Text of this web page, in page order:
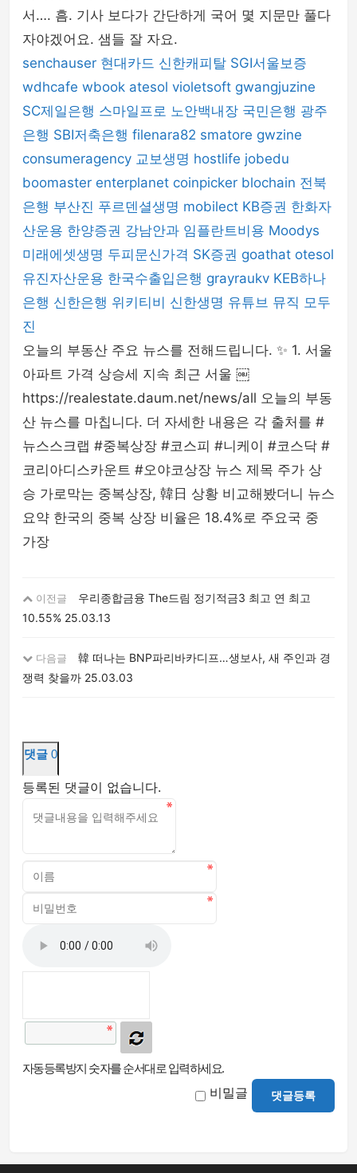
서…. 흠. 기사 보다가 간단하게 국어 몇 지문만 풀다
자야겠어요. 샘들 잘 자요.
senchauser 현대카드 신한캐피탈 SGI서울보증
wdhcafe wbook atesol violetsoft gwangjuzine
SC제일은행 스마일프로 노안백내장 국민은행 광주
은행 SBI저축은행 filenara82 smatore gwzine
consumeragency 교보생명 hostlife jobedu
boomaster enterplanet coinpicker blochain 전북
은행 부산진 푸르덴셜생명 mobilect KB증권 한화자
산운용 한양증권 강남안과 임플란트비용 Moodys
미래에셋생명 두피문신가격 SK증권 goathat otesol
유진자산운용 한국수출입은행 grayraukv KEB하나
은행 신한은행 위키티비 신한생명 유튜브 뮤직 모두
진
오늘의 부동산 주요 뉴스를 전해드립니다. ✨ 1. 서울
아파트 가격 상승세 지속 최근 서울 ￼
https://realestate.daum.net/news/all 오늘의 부동
산 뉴스를 마칩니다. 더 자세한 내용은 각 출처를 #
뉴스스크랩 #중복상장 #코스피 #니케이 #코스닥 #
코리아디스카운트 #오야코상장 뉴스 제목 주가 상
승 가로막는 중복상장, 韓日 상황 비교해봤더니 뉴스
요약 한국의 중복 상장 비율은 18.4%로 주요국 중
가장
이전글
우리종합금융 The드림 정기적금3 최고 연 최고
10.55% 25.03.13
다음글
韓 떠나는 BNP파리바카디프…생보사, 새 주인과 경
쟁력 찾을까 25.03.03
댓글 0
등록된 댓글이 없습니다.
자동등록방지 숫자를 순서대로 입력하세요.
비밀글 댓글등록